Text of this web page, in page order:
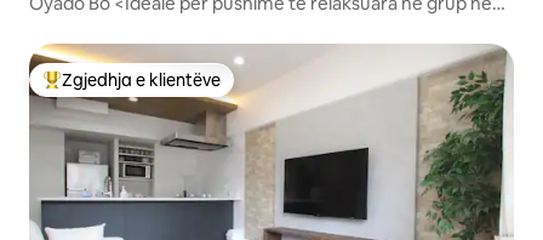
qëndrim modern japonez, dhomë me tatami në stil të
pastër japonez.
Më të mirat e zgjedhjeve të klientëve
Zgjedhja e klientëve